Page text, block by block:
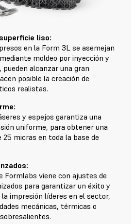
liso:
en la Form 3L se asemejan
moldeo por inyección y
pueden alcanzar una gran
posible la creación de
realistas.
y espejos garantiza una
uniforme, para obtener una
25 micras en toda la base de
Formlabs viene con ajustes de
para garantizar un éxito y
la impresión líderes en el sector,
mecánicas, térmicas o